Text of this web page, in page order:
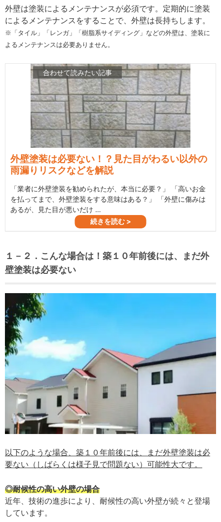
外壁は塗装によるメンテナンスが必須です。定期的に塗装
によるメンテナンスをすることで、外壁は長持ちします。
※「タイル」「レンガ」「樹脂系サイディング」などの外壁は、塗装に
よるメンテナンスは必要ありません。
１－２．こんな場合は！築１０年前後には、まだ外
壁塗装は必要ない
以下のような場合、築１０年前後には、まだ外壁塗装は必
要ない（しばらくは様子見で問題ない）可能性大です。
◎耐候性の高い外壁の場合
近年、技術の進歩により、耐候性の高い外壁が続々と登場
しています。